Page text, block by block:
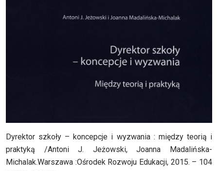
Dyrektor szkoły – koncepcje i wyzwania : między teorią i
praktyką /Antoni J. Jeżowski, Joanna Madalińska-
Michalak.Warszawa :Ośrodek Rozwoju Edukacji, 2015. – 104